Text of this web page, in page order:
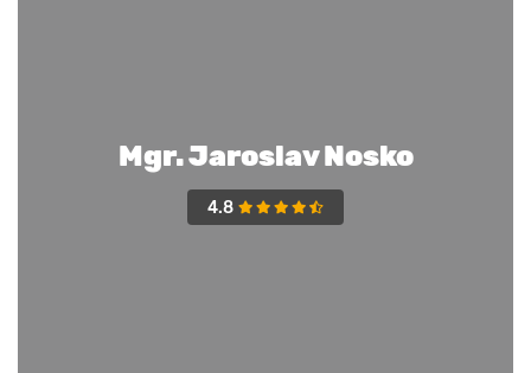
Mgr. Jaroslav Nosko
4.8